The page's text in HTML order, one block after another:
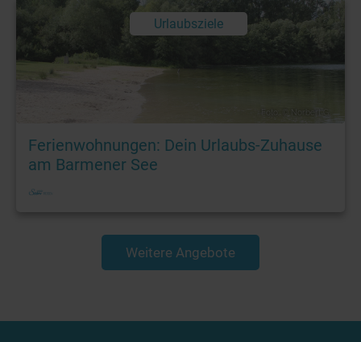
Urlaubsziele
Ferienwohnungen: Dein Urlaubs-Zuhause
am Barmener See
Weitere Angebote